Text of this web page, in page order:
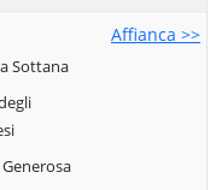
Affianca >>
Sottana